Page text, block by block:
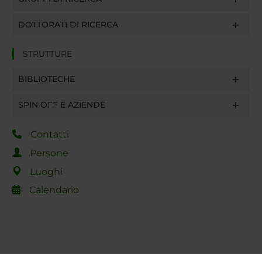
DOTTORATI DI RICERCA
STRUTTURE
BIBLIOTECHE
SPIN OFF E AZIENDE
Contatti
Persone
Luoghi
Calendario